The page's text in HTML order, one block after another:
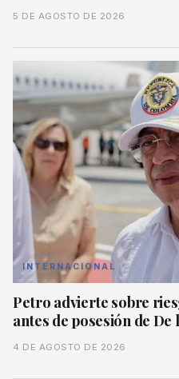
5 DE AGOSTO DE 2026
INTERNACIONAL
Petro advierte sobre
antes de posesión de
4 DE AGOSTO DE 2026